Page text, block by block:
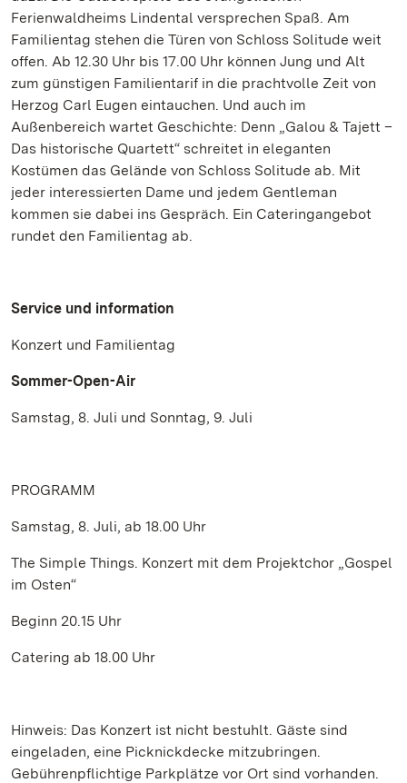
Ferienwaldheims Lindental versprechen Spaß. Am
Familientag stehen die Türen von Schloss Solitude weit
offen. Ab 12.30 Uhr bis 17.00 Uhr können Jung und Alt
zum günstigen Familientarif in die prachtvolle Zeit von
Herzog Carl Eugen eintauchen. Und auch im
Außenbereich wartet Geschichte: Denn „Galou & Tajett –
Das historische Quartett“ schreitet in eleganten
Kostümen das Gelände von Schloss Solitude ab. Mit
jeder interessierten Dame und jedem Gentleman
kommen sie dabei ins Gespräch. Ein Cateringangebot
rundet den Familientag ab.
Service und information
Konzert und Familientag
Sommer-Open-Air
Samstag, 8. Juli und Sonntag, 9. Juli
PROGRAMM
Samstag, 8. Juli, ab 18.00 Uhr
The Simple Things. Konzert mit dem Projektchor „Gospel
im Osten“
Beginn 20.15 Uhr
Catering ab 18.00 Uhr
Hinweis: Das Konzert ist nicht bestuhlt. Gäste sind
eingeladen, eine Picknickdecke mitzubringen.
Gebührenpflichtige Parkplätze vor Ort sind vorhanden.